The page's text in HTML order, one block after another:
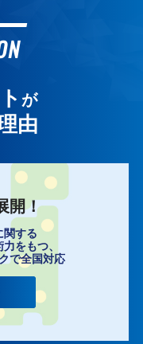
が
由
開！
関する
をもつ、
で全国対応